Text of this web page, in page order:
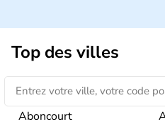
d’influence océanique en
Lorraine et Alsace et plus
lesVosges.
Histoire et
La région provient de la
Top des villes
Aboncourt